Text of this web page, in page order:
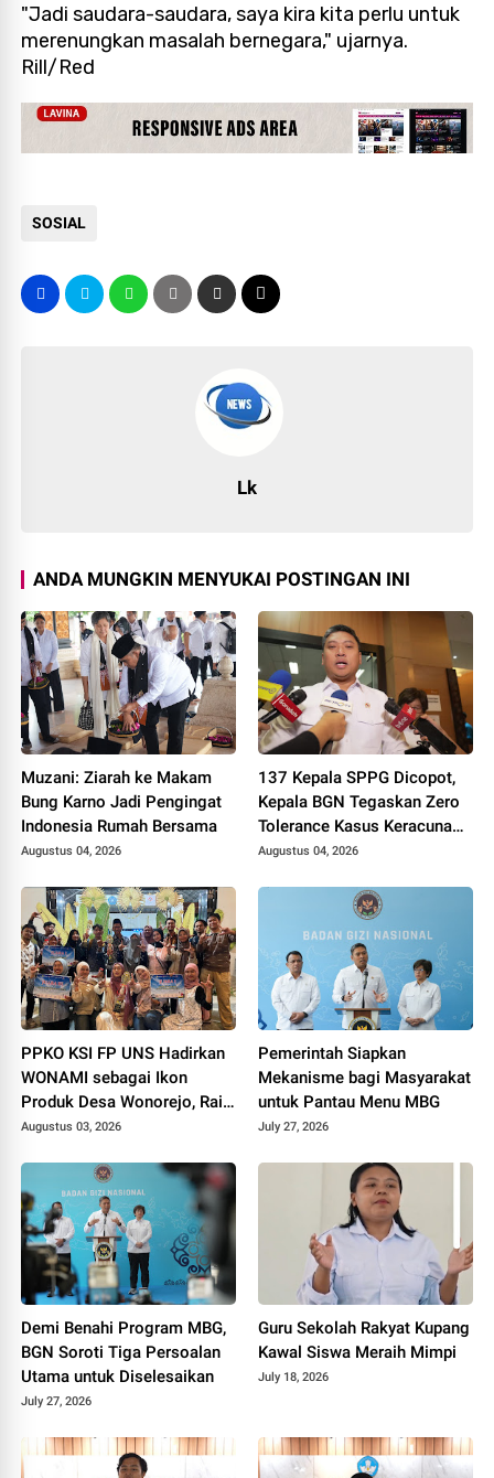
"Jadi saudara-saudara, saya kira kita perlu untuk
merenungkan masalah bernegara," ujarnya.
Rill/Red
SOSIAL
Lk
ANDA MUNGKIN MENYUKAI POSTINGAN INI
Muzani: Ziarah ke Makam
Bung Karno Jadi Pengingat
Indonesia Rumah Bersama
Augustus 04, 2026
137 Kepala SPPG Dicopot,
Kepala BGN Tegaskan Zero
Tolerance Kasus Keracunan
MBG
Augustus 04, 2026
PPKO KSI FP UNS Hadirkan
WONAMI sebagai Ikon
Produk Desa Wonorejo, Raih
Tiga Penghargaan di
Augustus 03, 2026
Pemerintah Siapkan
Mekanisme bagi Masyarakat
untuk Pantau Menu MBG
July 27, 2026
Demi Benahi Program MBG,
BGN Soroti Tiga Persoalan
Utama untuk Diselesaikan
July 27, 2026
Guru Sekolah Rakyat Kupang
Kawal Siswa Meraih Mimpi
July 18, 2026